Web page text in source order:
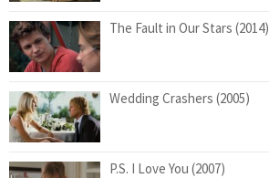
The Fault in Our Stars (2014)
Wedding Crashers (2005)
P.S. I Love You (2007)